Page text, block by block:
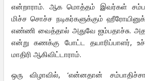
என்றாராம். ஆக மொத்தம் இவர்கள்
மிச்ச சொச்ச நடிகர்களுக்கும்
எண்ணி வைத்தால் அதுவே ஐம்பதாச்சு.
என்று கணக்கு போட்ட தயாரிப்பாளர்,
மாதிரி ஆகிவிட்டாராம்.
ஒரு விழாவில், ‘என்னதான்